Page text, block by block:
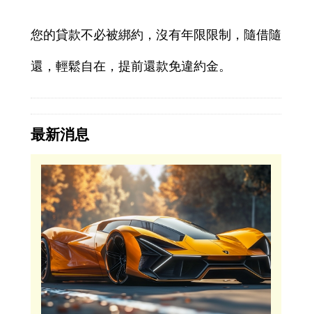
您的貸款不必被綁約，沒有年限限制，隨借隨
還，輕鬆自在，提前還款免違約金。
最新消息